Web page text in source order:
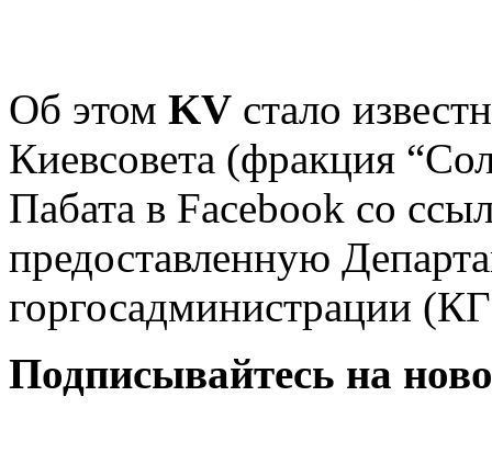
Об этом KV стало
Киевсовета (фракция
Пабата в Facebook со
предоставленную
горгосадминистрации
Подписывайтесь на